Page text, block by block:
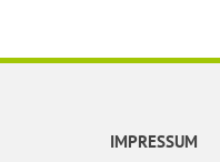
IMPRESSUM